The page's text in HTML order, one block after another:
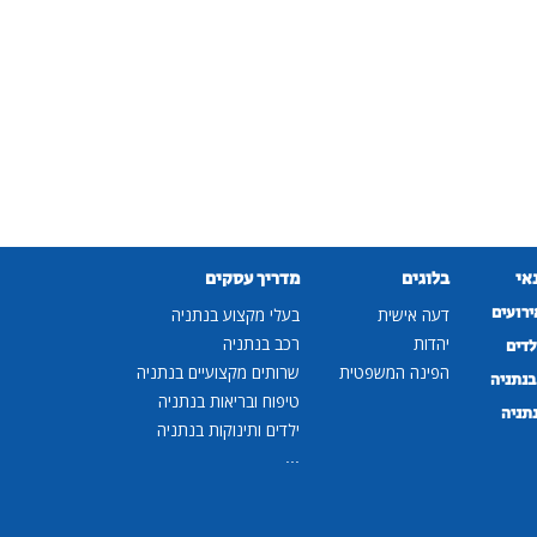
בלוגים
דעה אישית
יהדות
הפינה המשפטית
מדריך עסקים
בעלי מקצוע בנתניה
רכב בנתניה
שרותים מקצועיים בנתניה
טיפוח ובריאות בנתניה
ילדים ותינוקות בנתניה